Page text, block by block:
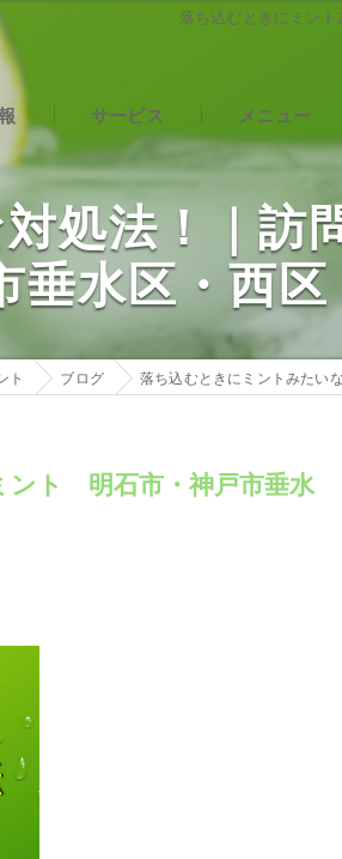
落ち込むときにミン
問看護ステーションミントの口コミ情報
問看護ステーションミントの評判
問看護ステーションミントのお客様の声
ビュー
サービス メニュー
対処法！｜
垂水区・西区
ト ブログ 落ち込むときにミントみた
ント 明石市・神戸市垂水